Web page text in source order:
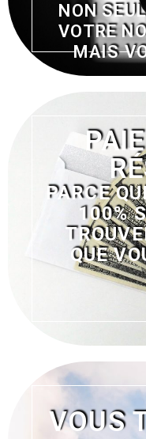
NON
VOTRE
MAIS
PARCE
100%
QUE
VOUS